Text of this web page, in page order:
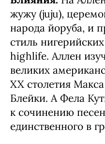
жужу (juju),
народа йоруба, и
стиль
highlife. Аллен
великих
XX столетия
Блейки. А Фела
к сочинению
единственного в